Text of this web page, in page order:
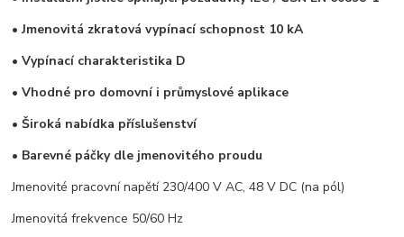
• Jmenovitá zkratová vypínací schopnost 10 kA
• Vypínací charakteristika D
• Vhodné pro domovní i průmyslové aplikace
• Široká nabídka příslušenství
• Barevné páčky dle jmenovitého proudu
Jmenovité pracovní napětí 230/400 V AC, 48 V DC (na pól)
Jmenovitá frekvence 50/60 Hz